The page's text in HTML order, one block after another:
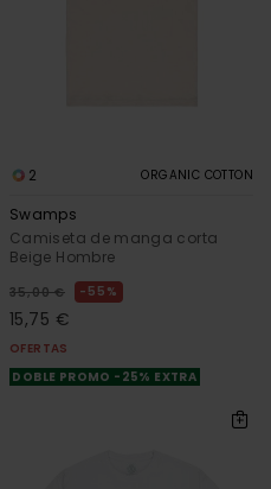
2 ORGANIC COTTON
Swamps
Camiseta de manga corta
Beige Hombre
35,00 € 55%
15,75 €
OFERTAS
DOBLE PROMO -25% EXTRA